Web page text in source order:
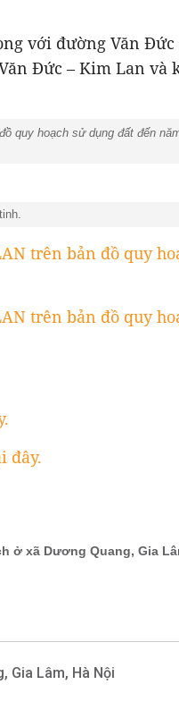
với đường Văn
Đức – Kim Lan và
quy hoạch sử dụng đất đến
trên bản đồ quy
trên bản đồ quy
đây.
Gia Lâm, Hà Nội